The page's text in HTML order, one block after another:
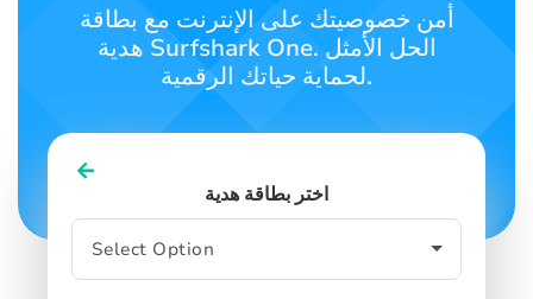
أمن خصوصيتك على الإنترنت مع بطاقة
هدية Surfshark One. الحل الأمثل
لحماية حياتك الرقمية.
اختر بطاقة هدية